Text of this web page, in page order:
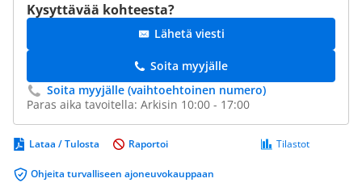
Kysyttävää kohteesta?
Lähetä viesti
Soita myyjälle
Soita myyjälle (vaihtoehtoinen numero)
Paras aika tavoitella: Arkisin 10:00 - 17:00
Lataa / Tulosta
Ohjeita turvalliseen ajoneuvokauppaan
Tilastot
Raportoi